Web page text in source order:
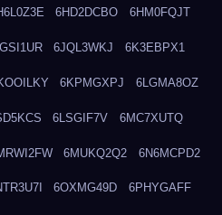
6HD2DCBO 6HM0FQJT
6JQL3WKJ 6K3EBPX1
6KPMGXPJ 6LGMA8OZ
6LSGIF7V 6MC7XUTQ
6MUKQ2Q2 6N6MCPD2
6OXMG49D 6PHYGAFF